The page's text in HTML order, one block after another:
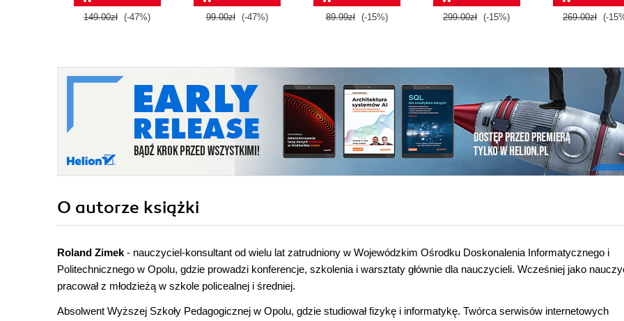
149.00zł (-47%) 99.00zł (-47%) 89.99zł (-15%) 299.00zł (-15%) 269.00zł (-
O autorze książki
Roland Zimek - nauczyciel-konsultant od wielu lat zatrudniony w Wojewódzkim Ośrodku Doskonalenia Informatycznego i
Politechnicznego w Opolu, gdzie prowadzi konferencje, szkolenia i warsztaty głównie dla nauczycieli. Wcześniej jako
pracował z młodzieżą w szkole policealnej i średniej.
Absolwent Wyższej Szkoły Pedagogicznej w Opolu, gdzie studiował fizykę i informatykę. Twórca serwisów internetowych